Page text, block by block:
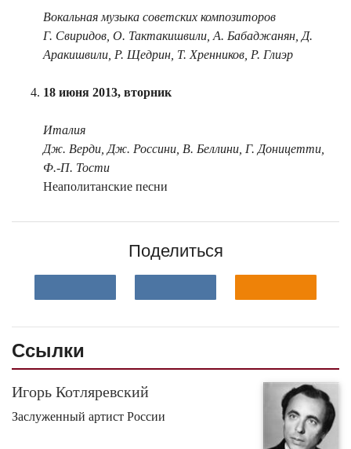
Вокальная музыка советских композиторов
Г. Свиридов, О. Тактакишвили, А. Бабаджанян, Д.
Аракишвили, Р. Щедрин, Т. Хренников, Р. Глиэр
18 июня 2013, вторник
Италия
Дж. Верди, Дж. Россини, В. Беллини, Г. Доницетти,
Ф.-П. Тости
Неаполитанские песни
Поделиться
Ссылки
Игорь Котляревский
Заслуженный артист России